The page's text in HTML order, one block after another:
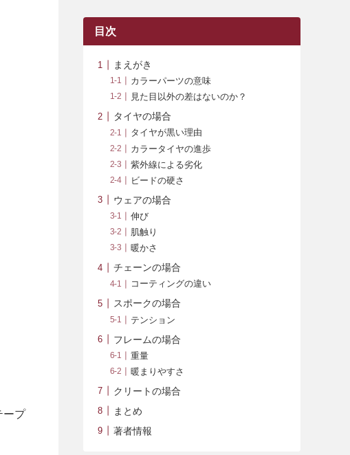
ープ
(9)
(25) (9)
(9)
(6)
(7)
(9)
(7)
(7)
(4) (6)
(21)
目次
まえがき
カラーパーツの意味
見た目以外の差はないのか？
タイヤの場合
タイヤが黒い理由
カラータイヤの進歩
紫外線による劣化
ビードの硬さ
ウェアの場合
伸び
肌触り
暖かさ
チェーンの場合
コーティングの違い
スポークの場合
テンション
フレームの場合
重量
暖まりやすさ
クリートの場合
まとめ
著者情報